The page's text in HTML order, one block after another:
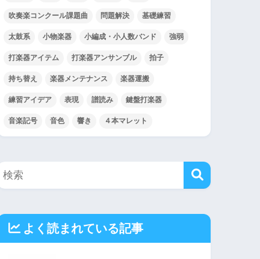
吹奏楽コンクール課題曲 問題解決 基礎練習
太鼓系 小物楽器 小編成・小人数バンド 強弱
打楽器アイテム 打楽器アンサンブル 拍子
持ち替え 楽器メンテナンス 楽器運搬
練習アイデア 表現 譜読み 鍵盤打楽器
音楽記号 音色 響き ４本マレット
よく読まれている記事